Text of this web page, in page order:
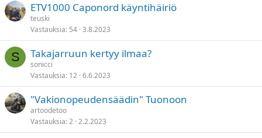
ETV1000 Caponord käyntihäiriö
teuski
Vastauksia 54 3.8.2023
S Takajarruun kertyy ilmaa?
sonicci
Vastauksia 12 6.6.2023
"Vakionopeudensäädin" Tuonoon
artoodetoo
Vastauksia 2 2.2.2023